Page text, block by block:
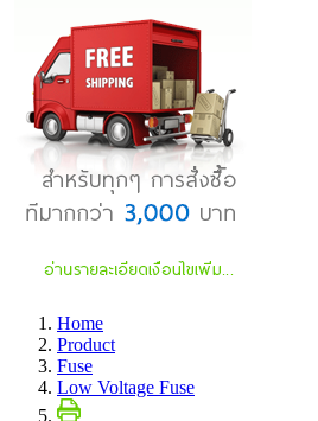
Home
Product
Fuse
Low Voltage Fuse